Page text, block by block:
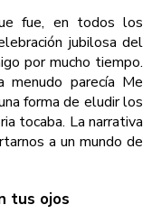
fue, en todos los
jubilosa del
por mucho tiempo.
menudo parecía Me
forma de eludir los
tocaba. La narrativa
a un mundo de
tus ojos